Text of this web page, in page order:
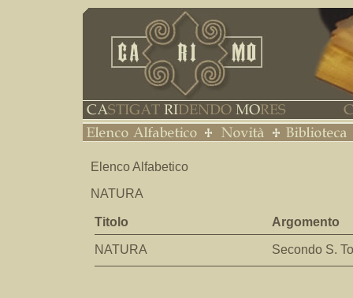
Elenco Alfabetico
NATURA
Titolo Argomento
NATURA Secondo S.